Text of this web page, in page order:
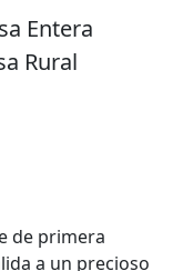
Entera
Rural
de primera
a un precioso